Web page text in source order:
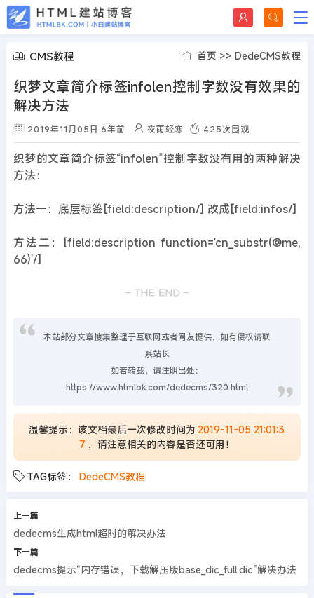
CMS教程 首页 >>DedeCMS教程
织梦文章简介标签infolen控制字数没有效果的
解决方法
2019年11月05日 6年前 夜雨轻寒 425次围观
织梦的文章简介标签“infolen”控制字数没有用的两种解决
方法：
方法一：底层标签[field:description/] 改成[field:infos/]
方法二：[field:description function='cn_substr(@me,
66)'/]
本站部分文章搜集整理于互联网或者网友提供，如有侵权请联
系站长
如若转载，请注明出处：
https://www.htmlbk.com/dedecms/320.html
温馨提示：该文档最后一次修改时间为 2019-11-05 21:01:3
7 ，请注意相关的内容是否还可用！
TAG标签： DedeCMS教程
上一篇
dedecms生成html超时的解决办法
下一篇
dedecms提示“内存错误，下载解压版base_dic_full.dic”解决办法